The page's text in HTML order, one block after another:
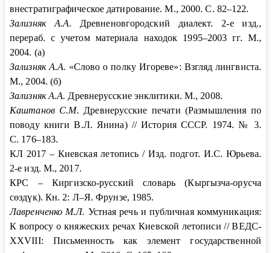
внестратиграфическое датирование. М., 2000. С. 82–122.
Зализняк А.А. Древненовгородский диалект. 2-е изд.,
перераб. с учетом материала находок 1995–2003 гг. М.,
2004. (а)
Зализняк А.А. «Слово о полку Игореве»: Взгляд лингвиста.
М., 2004. (б)
Зализняк А.А. Древнерусские энклитики. М., 2008.
Каштанов С.М. Древнерусские печати (Размышления по
поводу книги В.Л. Янина) // История СССР. 1974. № 3.
С. 176–183.
КЛ 2017 – Киевская летопись / Изд. подгот. И.С. Юрьева.
2-е изд. М., 2017.
КРС – Киргизско-русский словарь (Кыргызча-орусча
сөздүк). Кн. 2: Л–Я. Фрунзе, 1985.
Лавренченко М.Л. Устная речь и публичная коммуникация:
К вопросу о княжеских речах Киевской летописи // ВЕДС-
XXVIII: Письменность как элемент государственной